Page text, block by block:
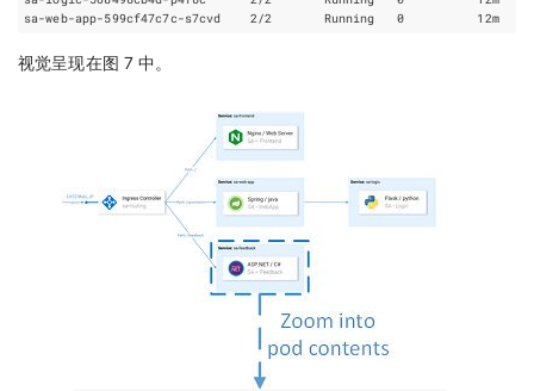
sa-web-app-599cf47c7c-s7cvd    2/2       Running 0
          12m
视觉呈现在图 7 中。